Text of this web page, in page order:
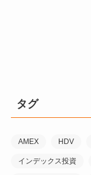
タグ
AMEX HDV
インデックス投資